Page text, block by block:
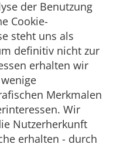
der Benutzung
Cookie-
steht uns als
definitiv nicht zur
erhalten wir
Merkmalen
Wir
Nutzerherkunft
erhalten - durch